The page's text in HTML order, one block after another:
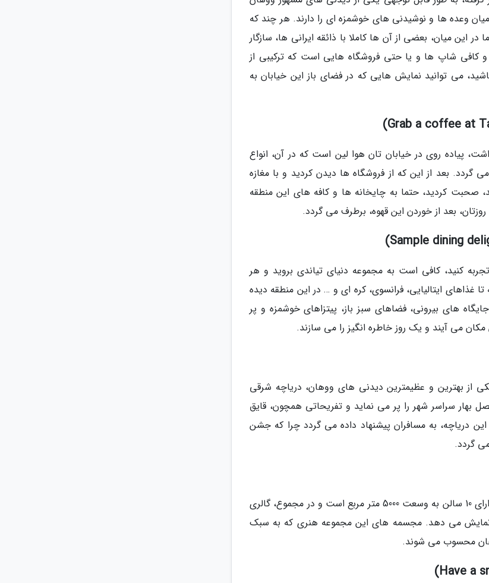
وعده ها و نوشیدنی های خوشمزه ای را دارند. هر چند که
این میان، بعضی از آن ها کاملا با ذائقه ایرانی ها، سازگار
کافی شاپ ها و یا حتی فروشگاه هایی است که ترکیبی از
می توانید نمایش هایی که در فضای باز این خیابان به
پیاده روی در خیابان تان هوا لین است که در آن، انواع
بعد از این که از فروشگاه ها دیدن کردید و با مغازه
صحبت کردید، حتما به چایخانه ها و کافه های این منطقه
بعد از خوردن این قهوه، برطرف می گردد.
کنید، کافی است به مجموعه دنیای تیاندی بروید و هر
ایتالیایی، فرانسوی، کره ای و … در این منطقه دیده
های بیرونی، فضاهای سبز باز، پیتزاهای خوشمزه و پر
می آیند و یک روز خاطره انگیز را می سازند.
از بهترین و عظیمترین دیدنی های ووهان، دریاچه شرقی
بهار سراسر شهر را پر می نماید و تفریحاتی همچون، قایق
دریاچه، به مسافران پیشنهاد داده می گردد چرا که جشن
گردد.
موزه هنر هوبی، یکی از بهترین دیدنی های ووهان است که دارای 10 سالن به وسعت 5000 متر مربع است و در مجموع، گالری
می دهد. مجسمه های این مجموعه هنری که به سبک
محسوب می شوند.